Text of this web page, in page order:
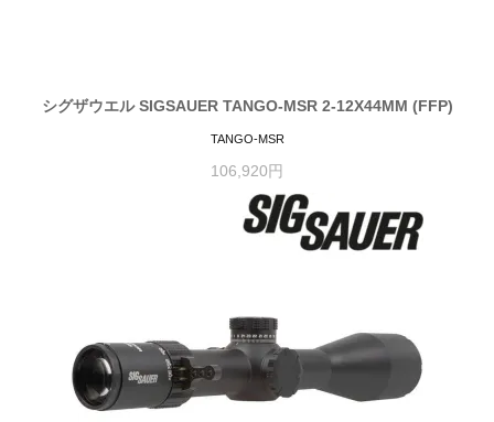
シグザウエル SIGSAUER TANGO-MSR 2-12X44MM (FFP)
TANGO-MSR
106,920円